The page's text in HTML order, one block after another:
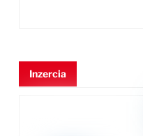
Inzercia